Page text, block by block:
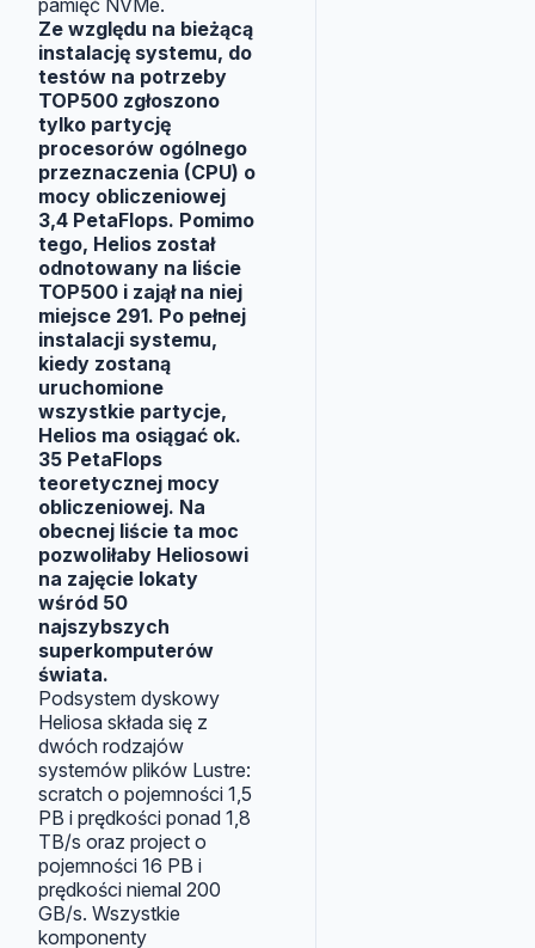
pamięć NVMe.
Ze względu na bieżącą
instalację systemu, do
testów na potrzeby
TOP500 zgłoszono
tylko partycję
procesorów ogólnego
przeznaczenia (CPU) o
mocy obliczeniowej
3,4 PetaFlops. Pomimo
tego, Helios został
odnotowany na liście
TOP500 i zajął na niej
miejsce 291. Po pełnej
instalacji systemu,
kiedy zostaną
uruchomione
wszystkie partycje,
Helios ma osiągać ok.
35 PetaFlops
teoretycznej mocy
obliczeniowej. Na
obecnej liście ta moc
pozwoliłaby Heliosowi
na zajęcie lokaty
wśród 50
najszybszych
superkomputerów
świata.
Podsystem dyskowy
Heliosa składa się z
dwóch rodzajów
systemów plików Lustre:
scratch o pojemności 1,5
PB i prędkości ponad 1,8
TB/s oraz project o
pojemności 16 PB i
prędkości niemal 200
GB/s. Wszystkie
komponenty